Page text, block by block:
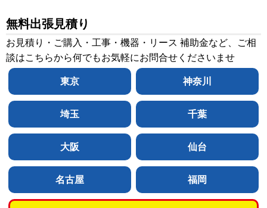
無料出張見積り
お見積り・ご購入・工事・機器・リース 補助金など、ご相
談はこちらから何でもお気軽にお問合せくださいませ
東京 神奈川
埼玉 千葉
大阪 仙台
名古屋 福岡